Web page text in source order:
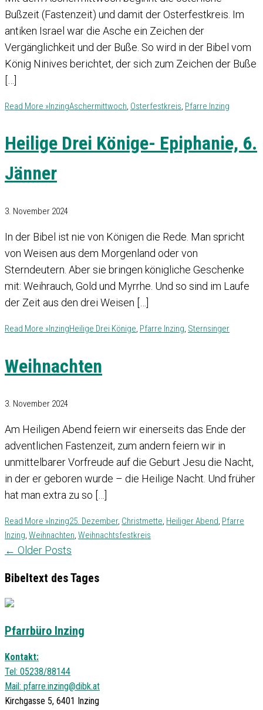
Bußzeit (Fastenzeit) und damit der Osterfestkreis. Im
antiken Israel war die Asche ein Zeichen der
Vergänglichkeit und der Buße. So wird in der Bibel vom
König Ninives berichtet, der sich zum Zeichen der Buße
Read More »InzingAschermittwoch, Osterfestkreis, Pfarre Inzing
Heilige Drei Könige- Epiphanie, 6.
Jänner
3. November 2024
In der Bibel ist nie von Königen die Rede. Man spricht
von Weisen aus dem Morgenland oder von
Sterndeutern. Aber sie bringen königliche Geschenke
mit: Weihrauch, Gold und Myrrhe. Und so sind im Laufe
der Zeit aus den drei Weisen […]
Read More »InzingHeilige Drei Könige, Pfarre Inzing, Sternsinger
Weihnachten
3. November 2024
Am Heiligen Abend feiern wir einerseits das Ende der
adventlichen Fastenzeit, zum andern feiern wir in
unmittelbarer Vorfreude auf die Geburt Jesu die Nacht,
in der er geboren wurde – die Heilige Nacht. Und früher
hat man extra zu so […]
Read More »Inzing25. Dezember, Christmette, Heiliger Abend, Pfarre
Inzing, Weihnachten, Weihnachtsfestkreis
← Older Posts
Bibeltext des Tages
Pfarrbüro Inzing
Kontakt:
Tel: 05238/88144
Mail: pfarre.inzing@dibk.at
Kirchgasse 5, 6401 Inzing